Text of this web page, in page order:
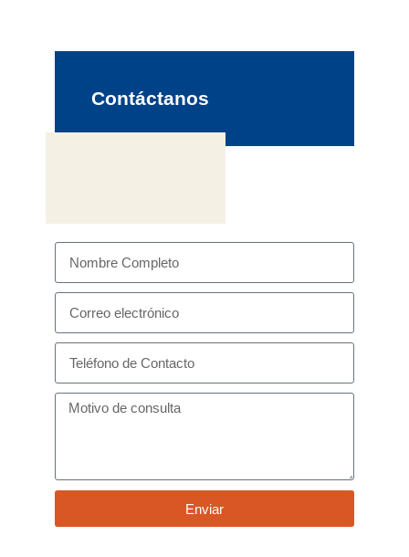
Contáctanos
Enviar